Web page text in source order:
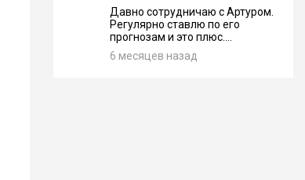
Давно сотрудничаю с Артуром.
Регулярно ставлю по его
прогнозам и это плюс....
6 месяцев назад